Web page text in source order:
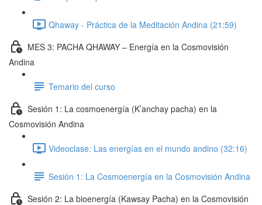
Qhaway - Práctica de la Meditación Andina (21:59)
MES 3: PACHA QHAWAY – Energía en la Cosmovisión
Andina
Temario del curso
Sesión 1: La cosmoenergía (K’anchay pacha) en la
Cosmovisión Andina
Videoclase: Las energías en el mundo andino (32:16)
Sesión 1: La Cosmoenergía en la Cosmovisión Andina
Sesión 2: La bioenergía (Kawsay Pacha) en la Cosmovisión